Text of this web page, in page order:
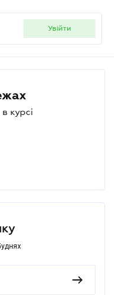
увійти
курсі